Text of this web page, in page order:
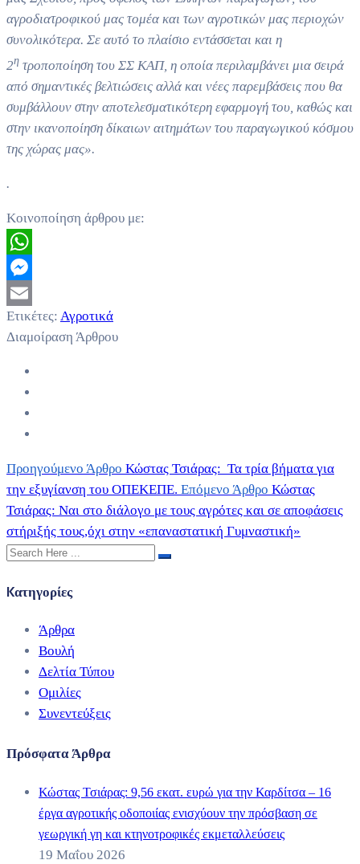
αγροδιατροφικού μας τομέα και των αγροτικών μας περιοχών
συνολικότερα. Σε αυτό το πλαίσιο εντάσσεται και η
2η τροποποίηση του ΣΣ ΚΑΠ, η οποία περιλαμβάνει μια σειρά
από σημαντικές βελτιώσεις αλλά και νέες παρεμβάσεις που θα
συμβάλλουν στην αποτελεσματικότερη εφαρμογή του, καθώς και
στην ικανοποίηση δίκαιων αιτημάτων του παραγωγικού κόσμου
της χώρας μας».
.
Κοινοποίηση άρθρου με:
WhatsApp
Messenger
Email
Ετικέτες: Αγροτικά
Διαμοίραση Άρθρου
Προηγούμενο Άρθρο Κώστας Τσιάρας: Τα τρία βήματα για
την εξυγίανση του ΟΠΕΚΕΠΕ. Επόμενο Άρθρο Κώστας
Τσιάρας: Ναι στο διάλογο με τους αγρότες και σε αποφάσεις
στήριξής τους,όχι στην «επαναστατική Γυμναστική»
Kατηγορίες
Άρθρα
Βουλή
Δελτία Τύπου
Ομιλίες
Συνεντεύξεις
Πρόσφατα Άρθρα
Κώστας Τσιάρας: 9,56 εκατ. ευρώ για την Καρδίτσα – 16
έργα αγροτικής οδοποιίας ενισχύουν την πρόσβαση σε
γεωργική γη και κτηνοτροφικές εκμεταλλεύσεις
19 Μαΐου 2026